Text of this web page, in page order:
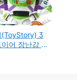
(ToyStory) 3
어 장난감 로